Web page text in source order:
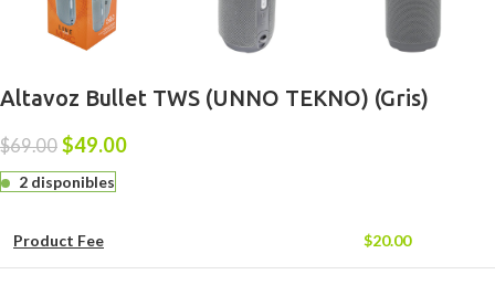
Altavoz Bullet TWS (UNNO TEKNO) (Gris)
$69.00 $49.00
2 disponibles
Product Fee $20.00